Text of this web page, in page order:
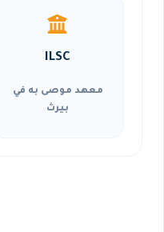
ILSC
معهد موصى به في
بيرث